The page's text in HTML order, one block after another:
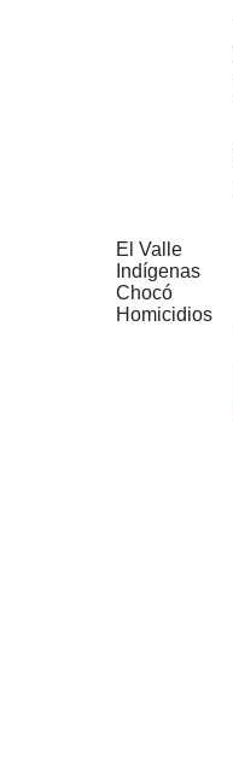
El Valle
Indígenas
Chocó
Homicidios